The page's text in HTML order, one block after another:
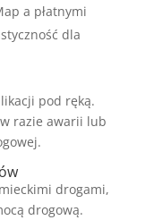
a płatnymi
dla
pod ręką.
razie awarii lub
drogami,
drogową.